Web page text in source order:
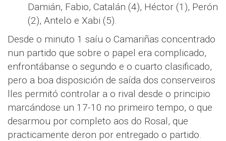
Damián, Fabio, Catalán (4), Héctor (1), Perón
(2), Antelo e Xabi (5).
Desde o minuto 1 saíu o Camariñas concentrado
nun partido que sobre o papel era complicado,
enfrontábanse o segundo e o cuarto clasificado,
pero a boa disposición de saída dos conserveiros
lles permitó controlar a o rival desde o principio
marcándose un 17-10 no primeiro tempo, o que
desarmou por completo aos do Rosal, que
practicamente deron por entregado o partido.